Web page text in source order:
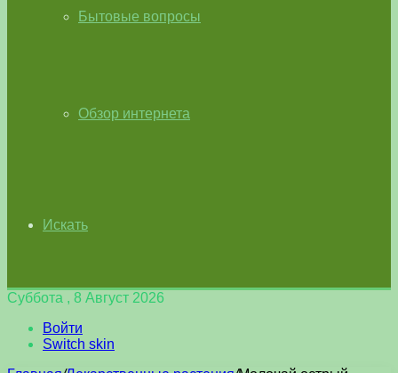
Бытовые вопросы
Обзор интернета
Искать
Суббота , 8 Август 2026
Войти
Switch skin